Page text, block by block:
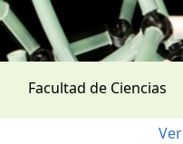
Facultad de Ciencias